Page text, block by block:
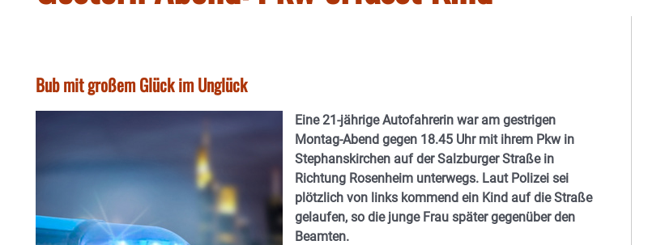
Bub mit großem Glück im Unglück
Eine 21-jährige Autofahrerin war am gestrigen
Montag-Abend gegen 18.45 Uhr mit ihrem Pkw in
Stephanskirchen auf der Salzburger Straße in
Richtung Rosenheim unterwegs. Laut Polizei sei
plötzlich von links kommend ein Kind auf die Straße
gelaufen, so die junge Frau später gegenüber den
Beamten.